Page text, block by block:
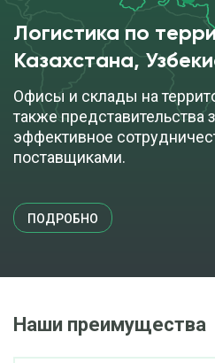
Логистика по
Казахстана,
Офисы и склады на
также представительства
эффективное
поставщиками.
ПОДРОБНО
Наши преимущества